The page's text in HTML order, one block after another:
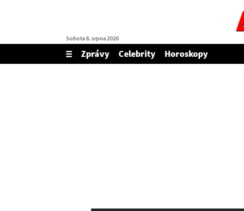
Sobota 8. srpna 2026
Zobrazit/skrýt
menu
Zprávy Celebrity
Horoskopy